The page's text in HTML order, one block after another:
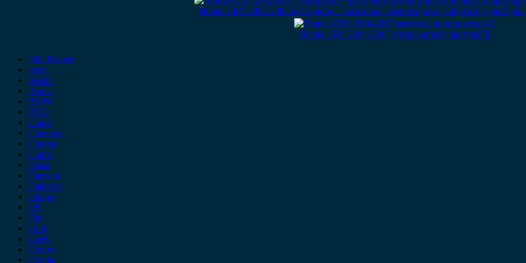
Honda CRV 2002-2007 ηλεκτρικός – ηλεκτρικός ανακλινόμενος καθρέπτης
Honda CRV 2004-2007 φανάρι εμπρός αριστερό E
Alfa Romeo
Audi
Austin
Acura
BMW
BYD
Chery
Chevrolet
Citroen
Cupra
Dacia
Daewoo
Daihatsu
Dodge
DS
Fiat
Ford
Geely
Gonow
Honda